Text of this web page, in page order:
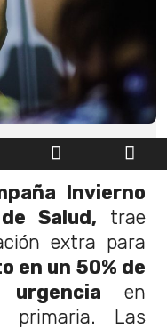
Invierno
Salud,trae
extra para
en un 50% de
en
primaria. Las